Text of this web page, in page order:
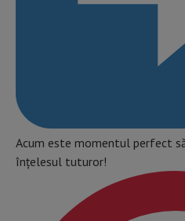
Acum este momentul perfect
înțelesul tuturor!